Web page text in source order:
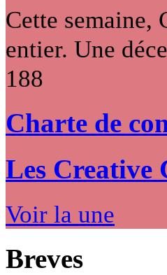
Cette semaine,
entier. Une
188
Charte de
Les Creative
Voir la une
Breves